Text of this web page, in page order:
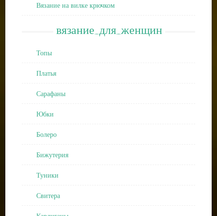
Вязание на вилке крючком
вязание_для_женщин
Топы
Платья
Сарафаны
Юбки
Болеро
Бижутерия
Туники
Свитера